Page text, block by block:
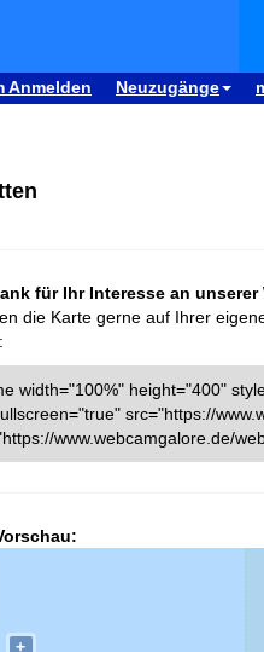
Anmelden Neuzugänge
für Ihr Interesse an unserer
die Karte gerne auf Ihrer
width="100%" height="400"
src="https://
www.webcamgalore.de/